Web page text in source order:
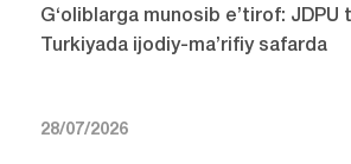
G‘oliblarga munosib e’tirof: JDPU
Turkiyada ijodiy-ma’rifiy safarda
28/07/2026